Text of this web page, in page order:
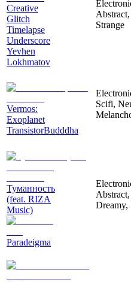
Creative
Glitch
Timelapse
Underscore
Yevhen
Lokhmatov
Strange
Vermos:
Exoplanet
TransistorBudddha
Scifi,
Туманность
(feat. RIZA
Music)
Paradeigma
Dreamy,